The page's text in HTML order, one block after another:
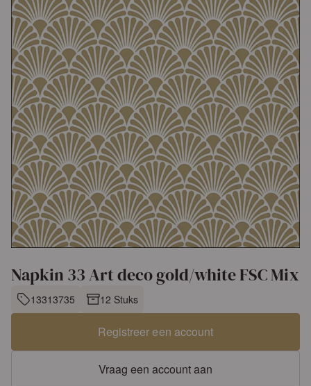
Napkin 33 Art deco gold/white FSC Mix
13313735 12 Stuks
Registreer een account
Vraag een account aan